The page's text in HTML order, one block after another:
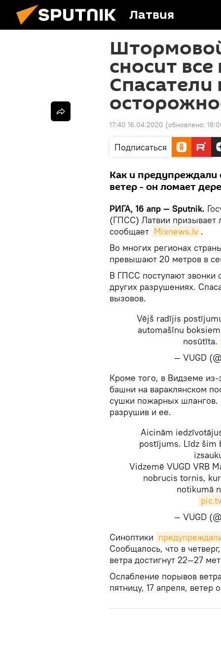
Латвия
сносит
17:40 16.04.2020 (обновлено:
Подписаться
Как и предупреждали
ветер - он ломает
РИГА, 16 апр — Sputnik.
(ГПСС) Латвии призывает
сообщает Mixnews.lv .
Во многих регионах
превышают 20 метров в
В ГПСС поступают звонки
других разрушениях.
вызовов.
Vējš radījis
automašīnu
nosūtīta.
— VUGD
​Кроме того, в Видземе из-
башни на вараклянском
сушки пожарных шлангов.
разрушив и ее.
Aicinām
postījums. Līdz šim
Vidzemē VUGD VRB
nobrucis tornis,
notikumā
— VUGD
​Синоптики
Сообщалось, что в
ветра достигнут 22—27
Ослабление порывов
пятницу, 17 апреля, ветер